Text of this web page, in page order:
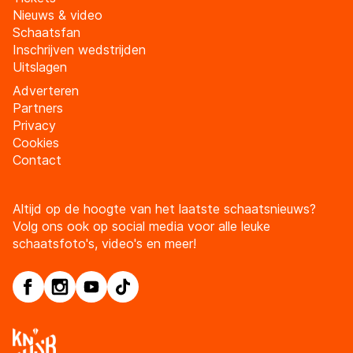
Nieuws & video
Schaatsfan
Inschrijven wedstrijden
Uitslagen
Adverteren
Partners
Privacy
Cookies
Contact
Altijd op de hoogte van het laatste schaatsnieuws?
Volg ons ook op social media voor alle leuke
schaatsfoto's, video's en meer!